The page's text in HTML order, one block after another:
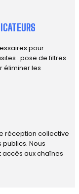
pour
: pose de filtres
éliminer les
réception collective
Nous
accès aux chaînes